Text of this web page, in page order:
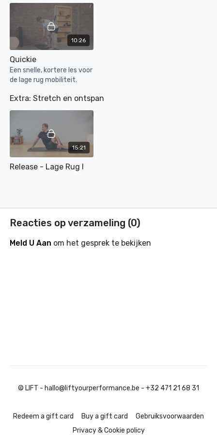
lage rug -buigen,strekken
Stretch en ontspan
Zware dag of week achter de rug? Dan is deze routine
ideaal. Vaak bouwt je lichaam spierspanning op door
stress gedurende dag. Deze rouitne is specifiek
ontworpen om verlichting te bieden aan de lage rug. Het
doel is om je spieren in het gebied te strekken en
bevorderen. De routine kan helpen bij het verminderen
van pijn, het verbeteren van de bloedcirculatie en het
bevorderen van een algemeen gevoel van ontspanning.
Ik hoop dat je ten volle kunt genieten van de derde week!
10:26
Quickie
Een snelle, kortere les voor
de lage rug mobiliteit.
Extra: Stretch en ontspan
15:21
Release - Lage Rug I
Reacties op verzameling (0)
Meld U Aan om het gesprek te bekijken
© LIFT - hallo@liftyourperformance.be - +32 471 21 68 31
Redeem a gift card Buy a gift card
Gebruiksvoorwaarden
Privacy & Cookie policy